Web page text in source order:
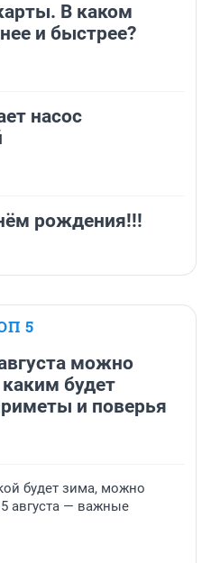
В каком
и быстрее?
насос
рождения!!!
5
можно
будет
и поверья
будет зима, можно
августа — важные